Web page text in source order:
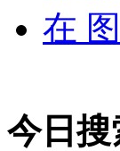
在
今日